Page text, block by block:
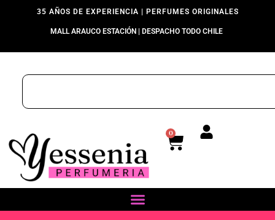
35 AÑOS DE EXPERIENCIA | PERFUMES ORIGINALES
MALL ARAUCO ESTACIÓN | DESPACHO TODO CHILE
0